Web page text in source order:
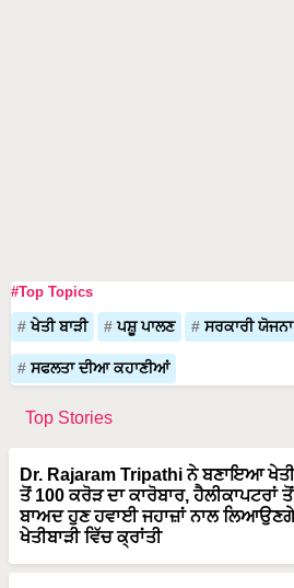
#Top Topics
ਖੇਤੀ ਬਾੜੀ ਪਸ਼ੂ ਪਾਲਣ ਸਰਕਾਰੀ ਯੋਜਨਾ
ਸਫਲਤਾ ਦੀਆ ਕਹਾਣੀਆਂ
Top Stories
Dr. Rajaram Tripathi ਨੇ ਬਣਾਇਆ
ਤੋਂ 100 ਕਰੋੜ ਦਾ ਕਾਰੋਬਾਰ, ਹੈਲੀਕਾਪਟਰਾਂ ਤੋਂ
ਬਾਅਦ ਹੁਣ ਹਵਾਈ ਜਹਾਜ਼ਾਂ ਨਾਲ
ਖੇਤੀਬਾੜੀ ਵਿੱਚ ਕ੍ਰਾਂਤੀ